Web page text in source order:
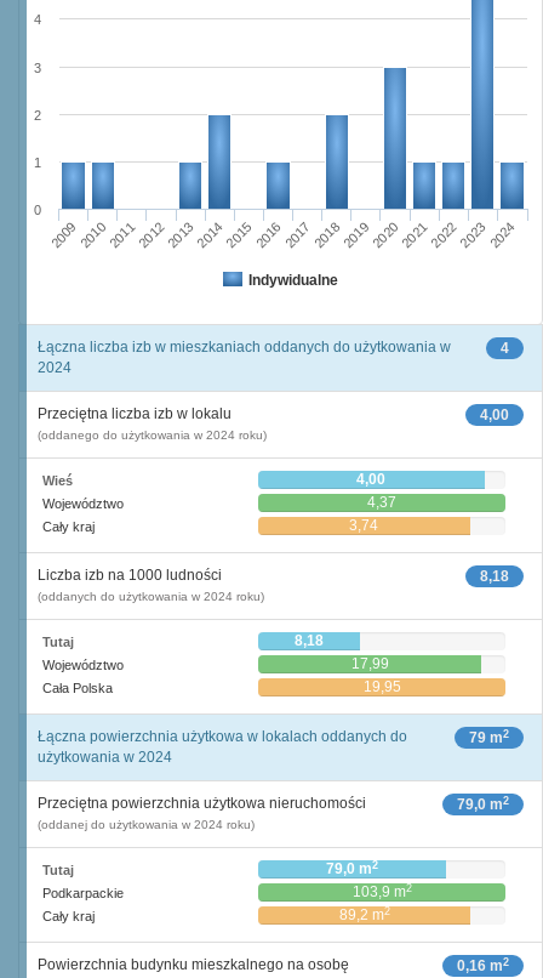
Indywidualne
200920102011201220132014201520162017 2018201920202021202220232024
0
1
2
3
4
4
Łączna liczba izb w mieszkaniach oddanych do użytkowania w
2024
4,00
Przeciętna liczba izb w lokalu
(oddanego do użytkowania w 2024 roku)
Wieś 4,00
Województwo 4,37
Cały kraj 3,74
8,18
Liczba izb na 1000 ludności
(oddanych do użytkowania w 2024 roku)
Tutaj 8,18
Województwo 17,99
Cała Polska 19,95
79 m2
Łączna powierzchnia użytkowa w lokalach oddanych do
użytkowania w 2024
79,0 m2
Przeciętna powierzchnia użytkowa nieruchomości
(oddanej do użytkowania w 2024 roku)
Tutaj 79,0 m2
Podkarpackie 103,9 m2
Cały kraj 89,2 m2
0,16 m2
Powierzchnia budynku mieszkalnego na osobę